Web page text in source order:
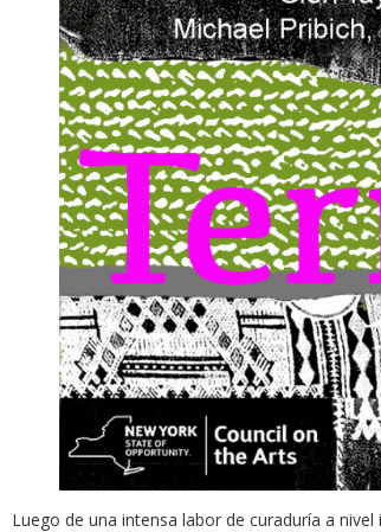
Luego de una intensa labor de curaduría a